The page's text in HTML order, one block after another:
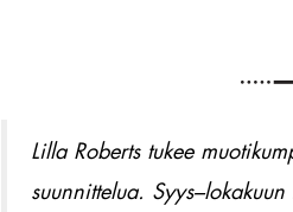
Lilla Roberts tukee
suunnittelua.